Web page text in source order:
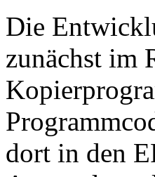
Die
zunächst im
dort in den